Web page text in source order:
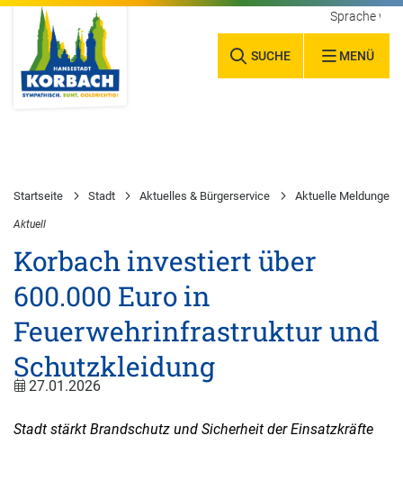
SUCHE MENÜ
Sprache
Startseite Stadt Aktuelles & Bürgerservice Aktuelle Meldungen
Aktuell
Korbach investiert über
600.000 Euro in
Feuerwehrinfrastruktur und
Schutzkleidung
27.01.2026
Stadt stärkt Brandschutz und Sicherheit der Einsatzkräfte